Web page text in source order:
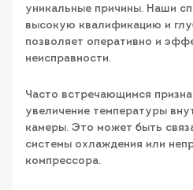
уникальные причины. Наши
высокую квалификацию и
позволяет оперативно и
неисправности.
Часто встречающимся
увеличение температуры
камеры. Это может быть
системы охлаждения или
компрессора.